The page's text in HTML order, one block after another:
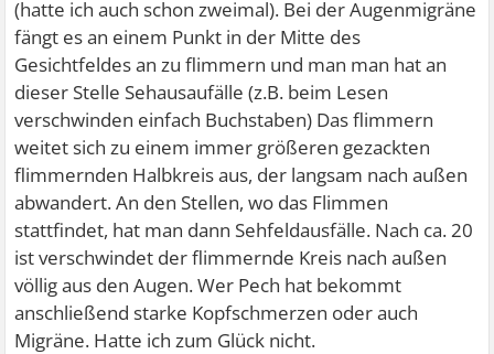
(hatte ich auch schon zweimal). Bei der Augenmigräne
fängt es an einem Punkt in der Mitte des
Gesichtfeldes an zu flimmern und man man hat an
dieser Stelle Sehausaufälle (z.B. beim Lesen
verschwinden einfach Buchstaben) Das flimmern
weitet sich zu einem immer größeren gezackten
flimmernden Halbkreis aus, der langsam nach außen
abwandert. An den Stellen, wo das Flimmen
stattfindet, hat man dann Sehfeldausfälle. Nach ca. 20
ist verschwindet der flimmernde Kreis nach außen
völlig aus den Augen. Wer Pech hat bekommt
anschließend starke Kopfschmerzen oder auch
Migräne. Hatte ich zum Glück nicht.